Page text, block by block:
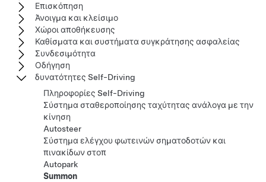
Επισκόπηση
Άνοιγμα και κλείσιμο
Χώροι αποθήκευσης
Καθίσματα και συστήματα συγκράτησης ασφαλείας
Συνδεσιμότητα
Οδήγηση
δυνατότητες Self-Driving
Πληροφορίες Self-Driving
Σύστημα σταθεροποίησης ταχύτητας ανάλογα με την
κίνηση
Autosteer
Σύστημα ελέγχου φωτεινών σηματοδοτών και
πινακίδων στοπ
Autopark
Summon